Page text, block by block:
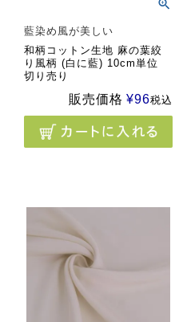
藍染め風が美しい
和柄コットン生地 麻の葉絞
り風柄 (白に藍) 10cm単位
切り売り
販売価格 ¥96税込